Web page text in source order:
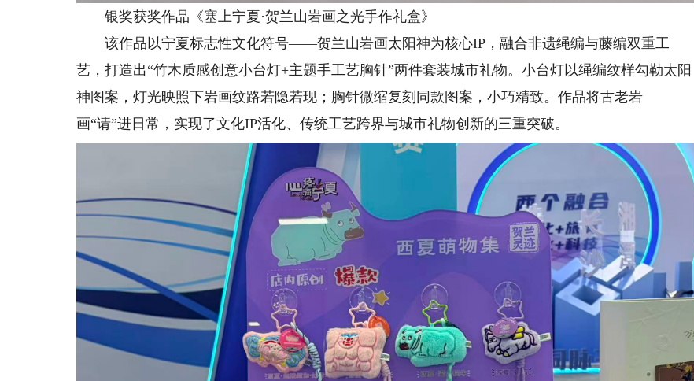
银奖获奖作品《塞上宁夏·贺兰山岩画之光手作礼盒》
该作品以宁夏标志性文化符号——贺兰山岩画太阳神为核心IP，融合非遗绳编与藤编双重工
艺，打造出“竹木质感创意小台灯+主题手工艺胸针”两件套装城市礼物。小台灯以绳编纹样勾勒太阳
神图案，灯光映照下岩画纹路若隐若现；胸针微缩复刻同款图案，小巧精致。作品将古老岩
画“请”进日常，实现了文化IP活化、传统工艺跨界与城市礼物创新的三重突破。